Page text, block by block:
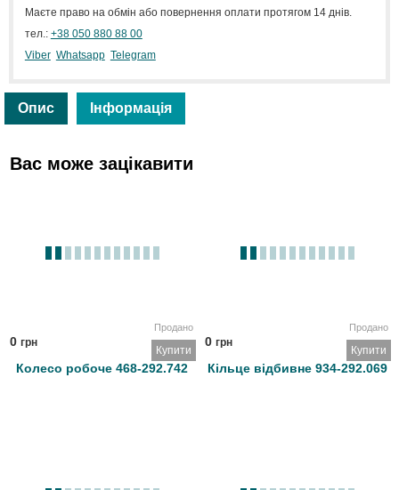
Маєте право на обмін або повернення оплати протягом 14 днів.
тел.: +38 050 880 88 00
Viber Whatsapp Telegram
Опис Інформація
Вас може зацікавити
Продано
0 грн
Купити
Колесо робоче 468-292.742
Продано
0 грн
Купити
Кільце відбивне 934-292.069